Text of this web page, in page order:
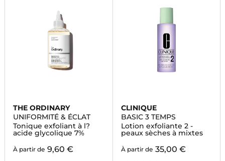
THE ORDINARY
UNIFORMITÉ & ÉCLAT
Tonique exfoliant à l?
acide glycolique 7%
À partir de 9,60 €
CLINIQUE
BASIC 3 TEMPS
Lotion exfoliante 2 -
peaux sèches à mixtes
À partir de 35,00 €